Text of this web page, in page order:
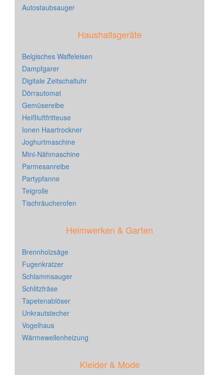
Autostaubsauger
Haushaltsgeräte
Belgisches Waffeleisen
Dampfgarer
Digitale Zeitschaltuhr
Dörrautomat
Gemüsereibe
Heißluftfritteuse
Ionen Haartrockner
Joghurtmaschine
Mini-Nähmaschine
Parmesanreibe
Partypfanne
Teigrolle
Tischräucherofen
Heimwerken & Garten
Brennholzsäge
Fugenkratzer
Schlammsauger
Schlitzfräse
Tapetenablöser
Unkrautstecher
Vogelhaus
Wärmewellenheizung
Kleider & Mode